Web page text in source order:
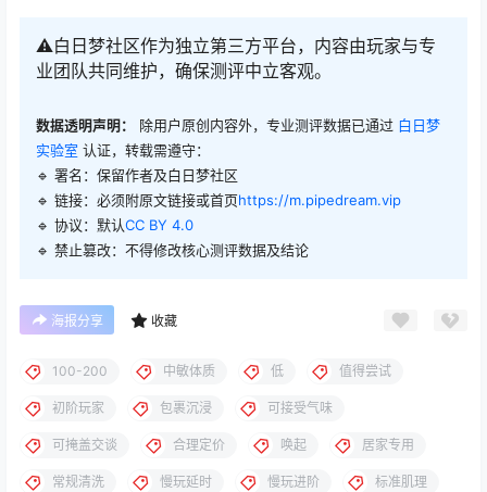
⚠️白日梦社区作为独立第三方平台，内容由玩家与专
业团队共同维护，确保测评中立客观。
数据透明声明： 除用户原创内容外，专业测评数据已通过 白日梦
实验室 认证，转载需遵守：
🔹 署名：保留作者及白日梦社区
🔹 链接：必须附原文链接或首页https://m.pipedream.vip
🔹 协议：默认CC BY 4.0
🔹 禁止篡改：不得修改核心测评数据及结论
海报分享 收藏
100-200 中敏体质 低 值得尝试
初阶玩家 包裹沉浸 可接受气味
可掩盖交谈 合理定价 唤起 居家专用
常规清洗 慢玩延时 慢玩进阶 标准肌理